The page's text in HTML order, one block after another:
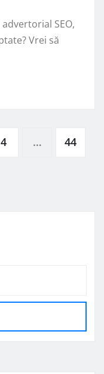
SEO,
Vrei să
4 … 44